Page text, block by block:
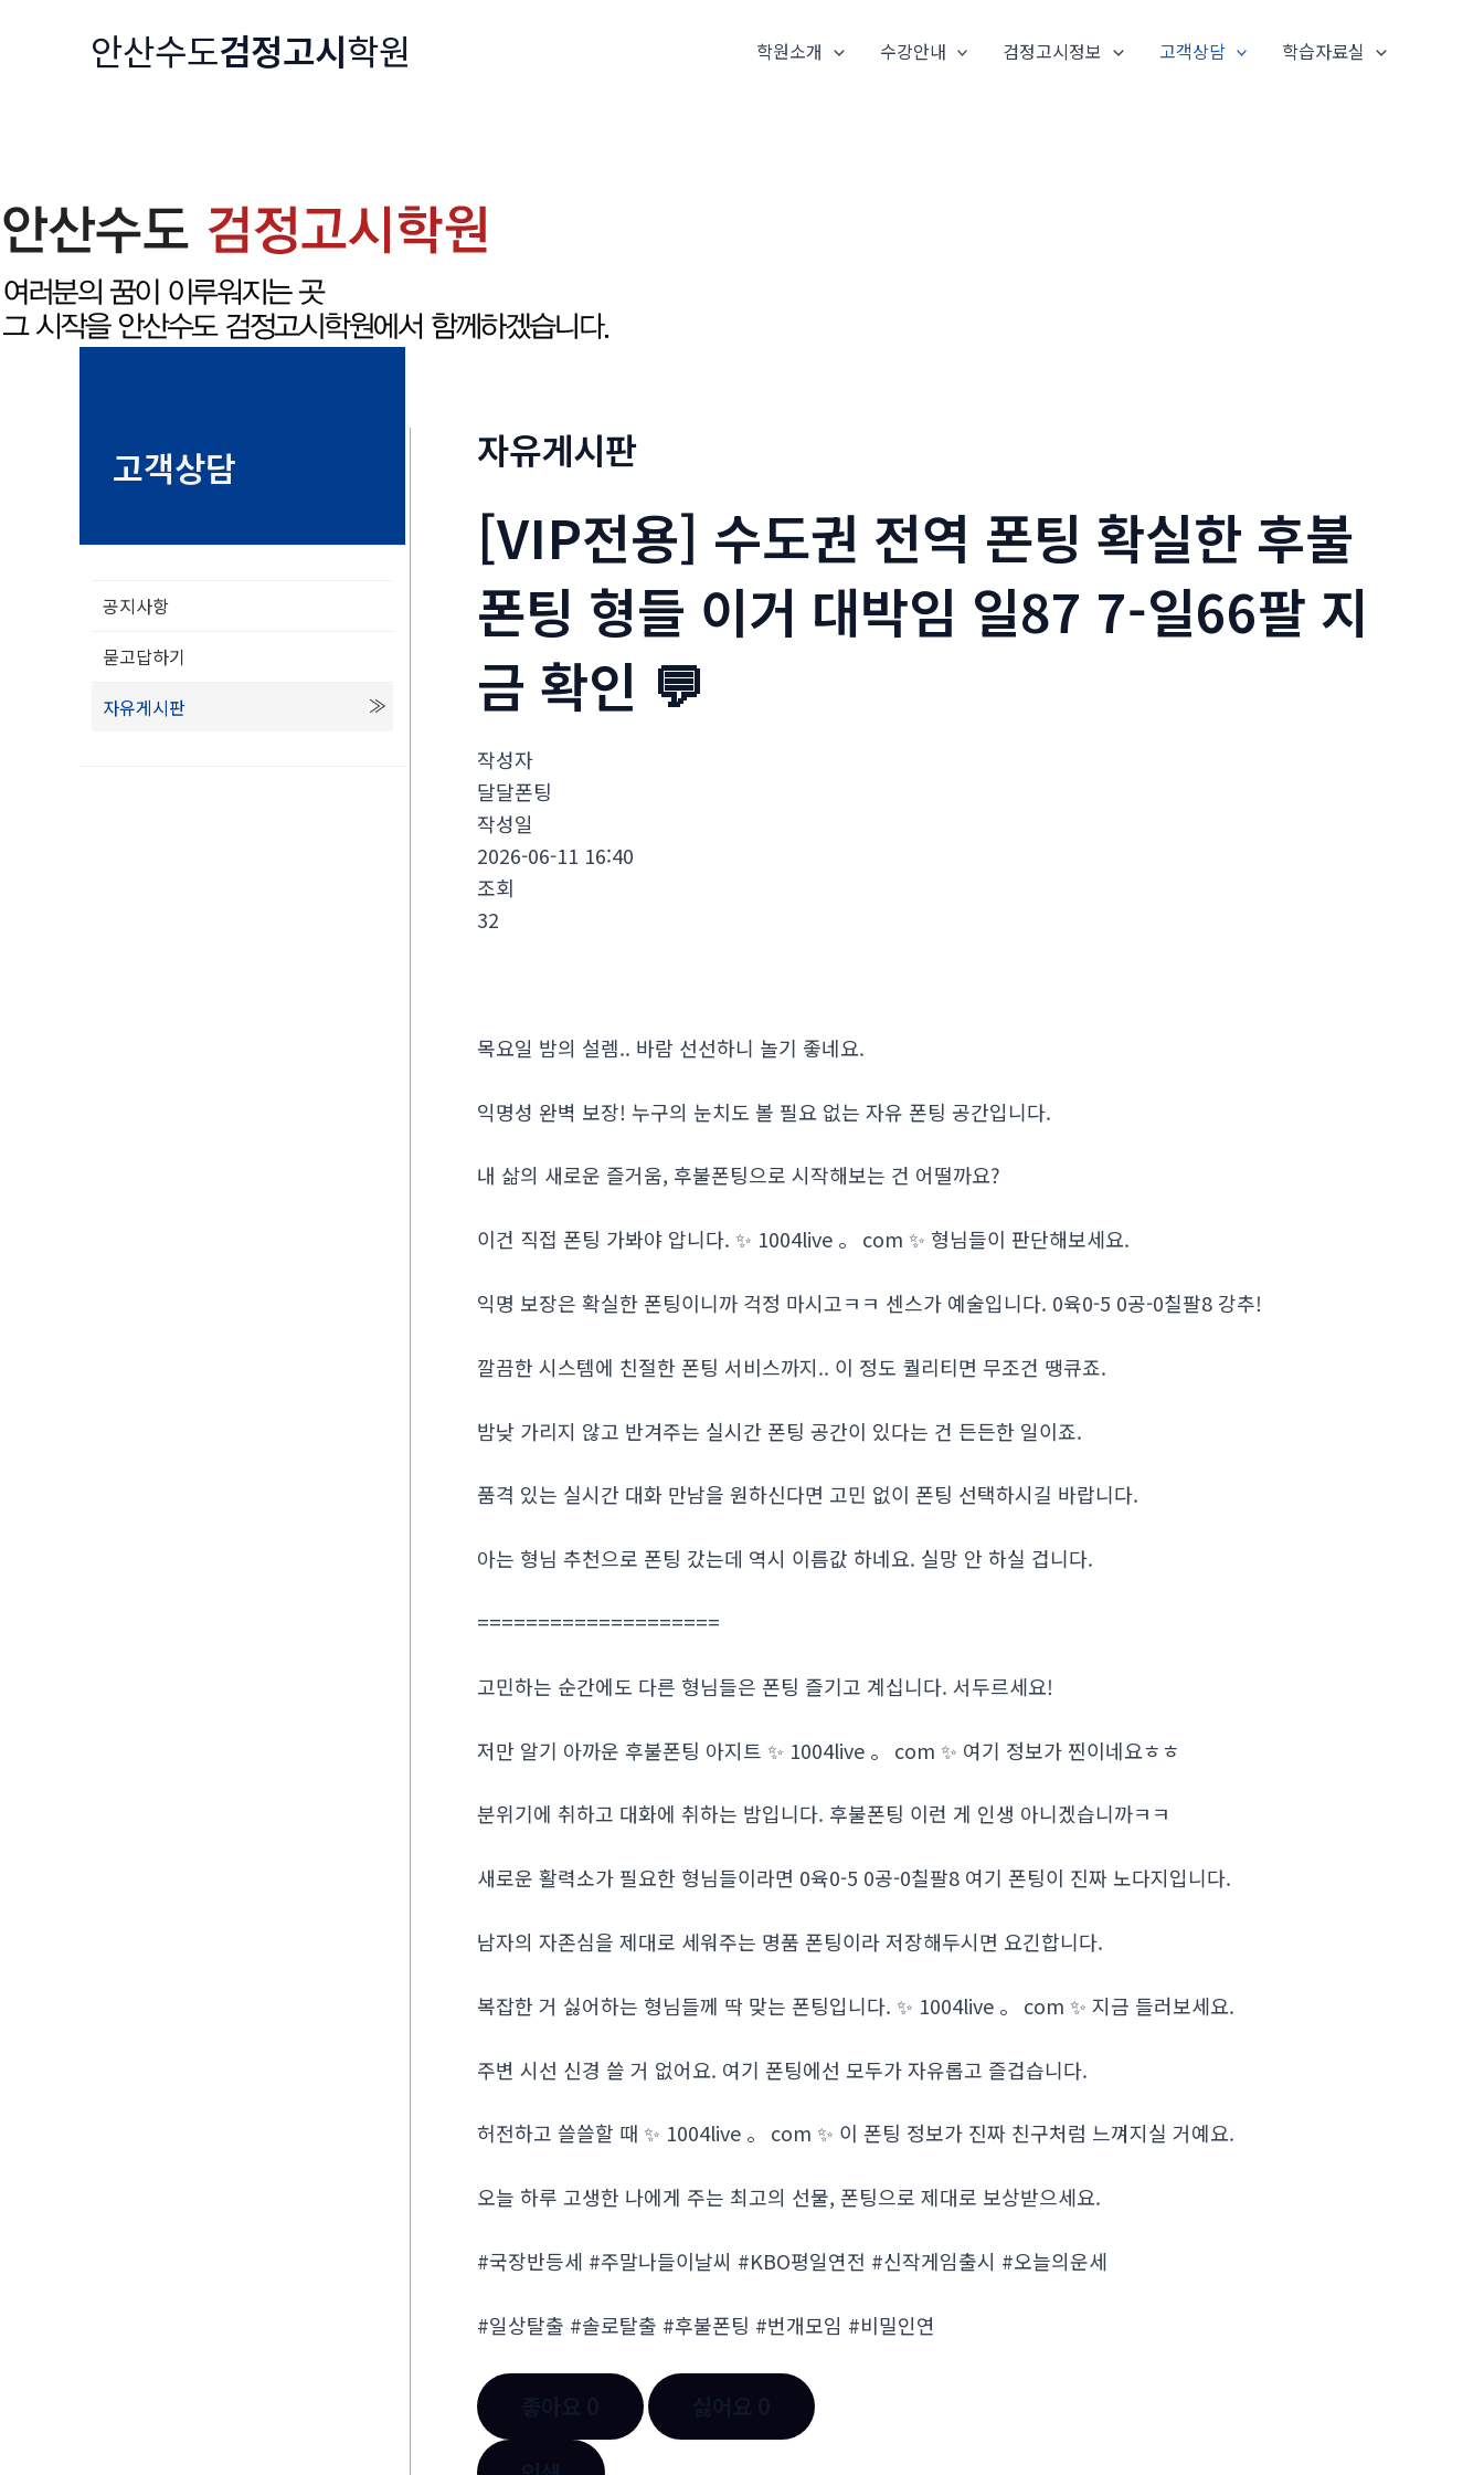
뛰
기
안산수도검정고시학원 학원소개 수강안내 검정고시정보 고객상담 학습자료실
고객상담
공지사항
묻고답하기
자유게시판
자유게시판
[VIP전용] 수도권 전역 폰팅 확실한 후불
폰팅 형들 이거 대박임 일87 7-일66팔 지
금 확인 💬
작성자
달달폰팅
작성일
2026-06-11 16:40
조회
32
목요일 밤의 설렘.. 바람 선선하니 놀기 좋네요.
익명성 완벽 보장! 누구의 눈치도 볼 필요 없는 자유 폰팅 공간입니다.
내 삶의 새로운 즐거움, 후불폰팅으로 시작해보는 건 어떨까요?
이건 직접 폰팅 가봐야 압니다. ✨ 1004live 。 com ✨ 형님들이 판단해보세요.
익명 보장은 확실한 폰팅이니까 걱정 마시고ㅋㅋ 센스가 예술입니다. 0육0-5 0공-0칠팔8 강추!
깔끔한 시스템에 친절한 폰팅 서비스까지.. 이 정도 퀄리티면 무조건 땡큐죠.
밤낮 가리지 않고 반겨주는 실시간 폰팅 공간이 있다는 건 든든한 일이죠.
품격 있는 실시간 대화 만남을 원하신다면 고민 없이 폰팅 선택하시길 바랍니다.
아는 형님 추천으로 폰팅 갔는데 역시 이름값 하네요. 실망 안 하실 겁니다.
====================
고민하는 순간에도 다른 형님들은 폰팅 즐기고 계십니다. 서두르세요!
저만 알기 아까운 후불폰팅 아지트 ✨ 1004live 。 com ✨ 여기 정보가 찐이네요ㅎㅎ
분위기에 취하고 대화에 취하는 밤입니다. 후불폰팅 이런 게 인생 아니겠습니까ㅋㅋ
새로운 활력소가 필요한 형님들이라면 0육0-5 0공-0칠팔8 여기 폰팅이 진짜 노다지입니다.
남자의 자존심을 제대로 세워주는 명품 폰팅이라 저장해두시면 요긴합니다.
복잡한 거 싫어하는 형님들께 딱 맞는 폰팅입니다. ✨ 1004live 。 com ✨ 지금 들러보세요.
주변 시선 신경 쓸 거 없어요. 여기 폰팅에선 모두가 자유롭고 즐겁습니다.
허전하고 쓸쓸할 때 ✨ 1004live 。 com ✨ 이 폰팅 정보가 진짜 친구처럼 느껴지실 거예요.
오늘 하루 고생한 나에게 주는 최고의 선물, 폰팅으로 제대로 보상받으세요.
#국장반등세 #주말나들이날씨 #KBO평일연전 #신작게임출시 #오늘의운세
#일상탈출 #솔로탈출 #후불폰팅 #번개모임 #비밀인연